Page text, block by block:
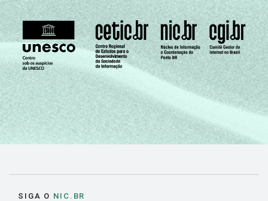
SIGA O NIC.BR